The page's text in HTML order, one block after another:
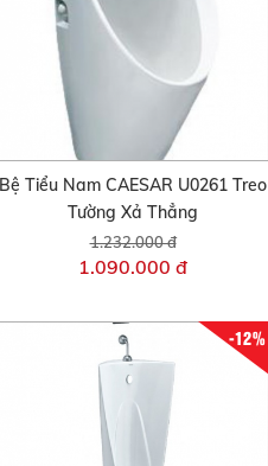
Bệ Tiểu Nam CAESAR U0261 Treo
Tường Xả Thẳng
1.232.000 đ
1.090.000 đ
-12%